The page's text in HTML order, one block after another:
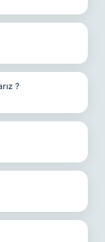
?